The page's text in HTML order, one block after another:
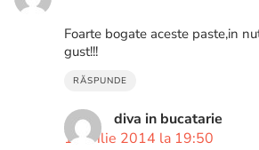
Foarte bogate aceste paste,in
gust!!!
RĂSPUNDE
diva in bucatarie
1 aprilie 2014 la 19:50